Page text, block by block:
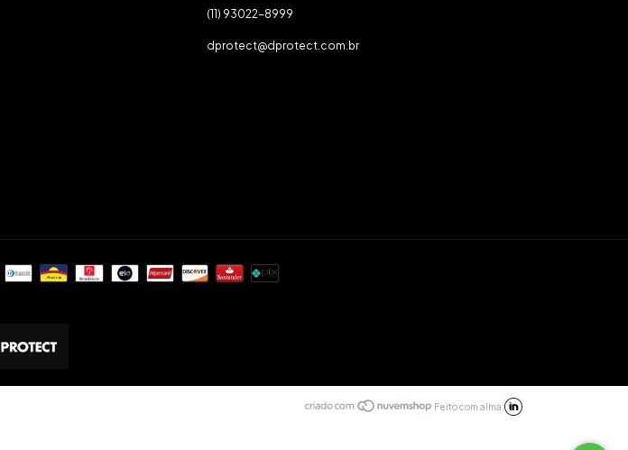
(11) 93022-8999
dprotect@dprotect.com.br
Feito com alma: